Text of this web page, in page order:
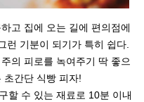
고 집에 오는 길에 편의점에
런 기분이 되기가 특히 쉽다.
의 피로를 녹여주기 딱 좋으
초간단 식빵 피자!
할 수 있는 재료로 10분 이내